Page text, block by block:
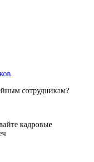
сотрудникам?
кадровые